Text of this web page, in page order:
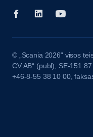
© „Scania 2026“ visos
CV AB“ (publ), SE-151
+46-8-55 38 10 00,